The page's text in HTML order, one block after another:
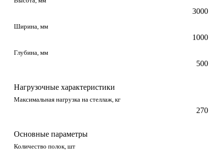
3000
Ширина, мм
1000
Глубина, мм
500
Нагрузочные характеристики
Максимальная нагрузка на стеллаж, кг
270
Основные параметры
Количество полок, шт